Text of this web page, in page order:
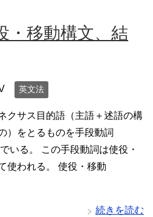
・移動構文、結
英文法
クサス目的語（主語＋述語の構
）をとるものを手段動詞
いる。 この手段動詞は使役・
使われる。 使役・移動
続きを読む